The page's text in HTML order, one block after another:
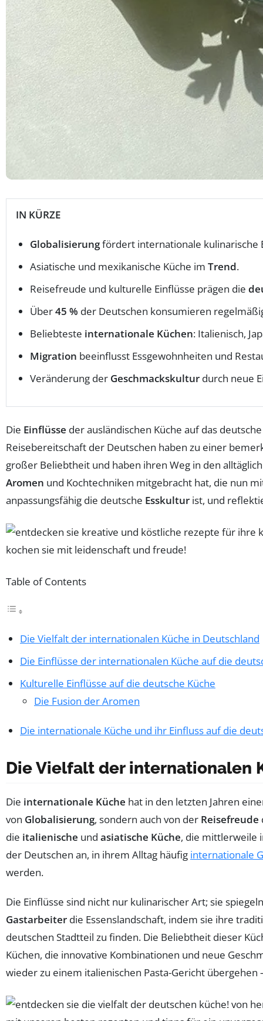
IN KÜRZE
Globalisierungfördert internationale kulinarische
Asiatische und mexikanische Küche im Trend.
Reisefreude und kulturelle Einflüsse prägen die
Über45 % der Deutschen konsumieren
Beliebteste internationale Küchen: Italienisch,
Migration beeinflusst Essgewohnheiten und
Veränderung der Geschmackskultur durch neue
Die Einflüsse der ausländischen Küche auf das
Reisebereitschaft der Deutschen haben zu einer
großer Beliebtheit und haben ihren Weg in den
Aromen und Kochtechniken mitgebracht hat, die nun
anpassungsfähig die deutsche Esskultur ist, und
Table of Contents
Die Vielfalt der internationalen Küche in Deutschland
Die Einflüsse der internationalen Küche auf die
Kulturelle Einflüsse auf die deutsche Küche
Die Fusion der Aromen
Die internationale Küche und ihr Einfluss auf die
Die Vielfalt der internationalen
Die internationale Küche hat in den letzten Jahren
von Globalisierung, sondern auch von der Reisefreude
die italienische und asiatische Küche, die mittlerweile
der Deutschen an, in ihrem Alltag häufig internationale
werden.
Die Einflüsse sind nicht nur kulinarischer Art; sie
Gastarbeiter die Essenslandschaft, indem sie ihre
deutschen Stadtteil zu finden. Die Beliebtheit dieser
Küchen, die innovative Kombinationen und neue
wieder zu einem italienischen Pasta-Gericht